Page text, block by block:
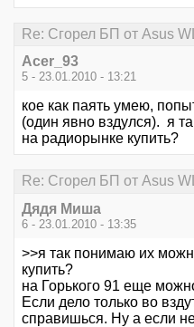
Re: Сгорел БП от Asus
Acer_93
5 - 23.01.2010 - 13:21
кое как паять умею,
(один явно вздулся). я
на радиорынке купить?
Re: Сгорел БП от Asus
Дядя Миша
6 - 23.01.2010 - 13:35
>>я так понимаю их
купить?
на Горького 91 еще
Если дело только во
справишься. Ну а если